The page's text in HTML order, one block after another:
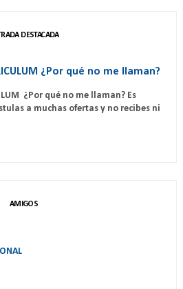
DESTACADA
¿Por qué no me llaman?
¿Por qué no me llaman? Es
a muchas ofertas y no recibes ni
AMIGOS